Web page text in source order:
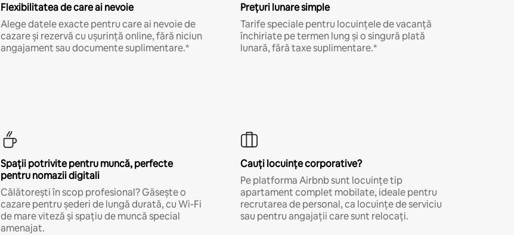
Flexibilitatea de care ai nevoie
Alege datele exacte pentru care ai nevoie de
cazare și rezervă cu ușurință online, fără niciun
angajament sau documente suplimentare.*
Prețuri lunare simple
Tarife speciale pentru locuințele de vacanță
închiriate pe termen lung și o singură plată
lunară, fără taxe suplimentare.*
Spații potrivite pentru muncă, perfecte
pentru nomazii digitali
Călătorești în scop profesional? Găsește o
cazare pentru șederi de lungă durată, cu Wi-Fi
de mare viteză și spațiu de muncă special
amenajat.
Cauți locuințe corporative?
Pe platforma Airbnb sunt locuințe tip
apartament complet mobilate, ideale pentru
recrutarea de personal, ca locuințe de serviciu
sau pentru angajații care sunt relocați.